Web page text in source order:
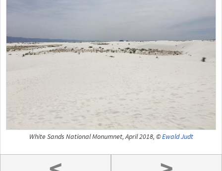
White Sands National Monumnet, April 2018, ©Ewald Judt